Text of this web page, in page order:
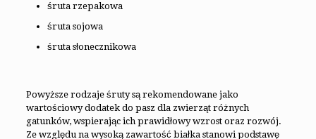
śruta rzepakowa
śruta sojowa
śruta słonecznikowa
Powyższe rodzaje śruty są rekomendowane jako
wartościowy dodatek do pasz dla zwierząt różnych
gatunków, wspierając ich prawidłowy wzrost oraz rozwój.
Ze względu na wysoką zawartość białka stanowi podstawę